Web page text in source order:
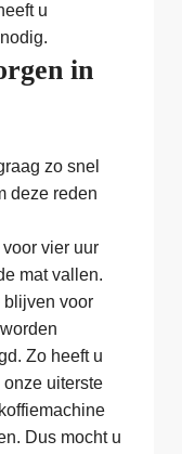
u
nodig.
in
zo snel
deze reden
vier uur
mat vallen.
blijven voor
Zo heeft u
uiterste
Dus mocht u